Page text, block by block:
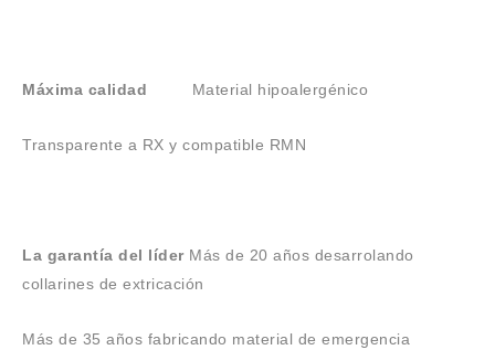
Máxima calidad Material hipoalergénico
Transparente a RX y compatible RMN
La garantía del líderMás de 20 años desarrolando
collarines de extricación
Más de 35 años fabricando material de emergencia